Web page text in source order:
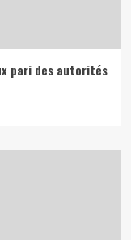
pari des autorités